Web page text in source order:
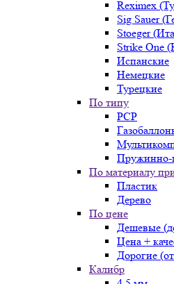
Reximex
Sig Sauer
Stoeger
Strike One
Испанские
Немецкие
Турецкие
По типу
PCP
Пружинно-
По материалу
Пластик
Дерево
По цене
Дешевые
Цена +
Дорогие
Калибр